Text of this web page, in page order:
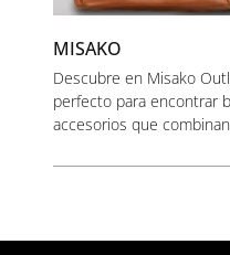
MISAKO
Descubre en Misako
perfecto para encontrar
accesorios que